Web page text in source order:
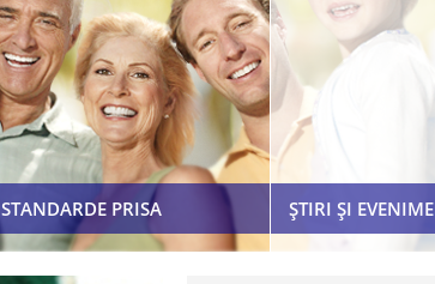
STANDARDE PRISA ȘTIRI ȘI